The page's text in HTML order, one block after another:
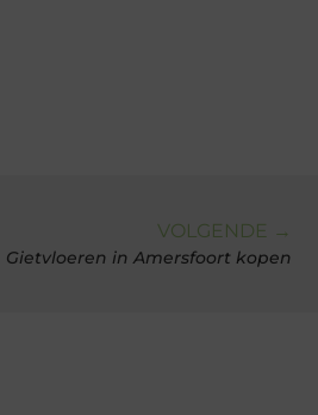
VOLGENDE →
Gietvloeren in Amersfoort kopen